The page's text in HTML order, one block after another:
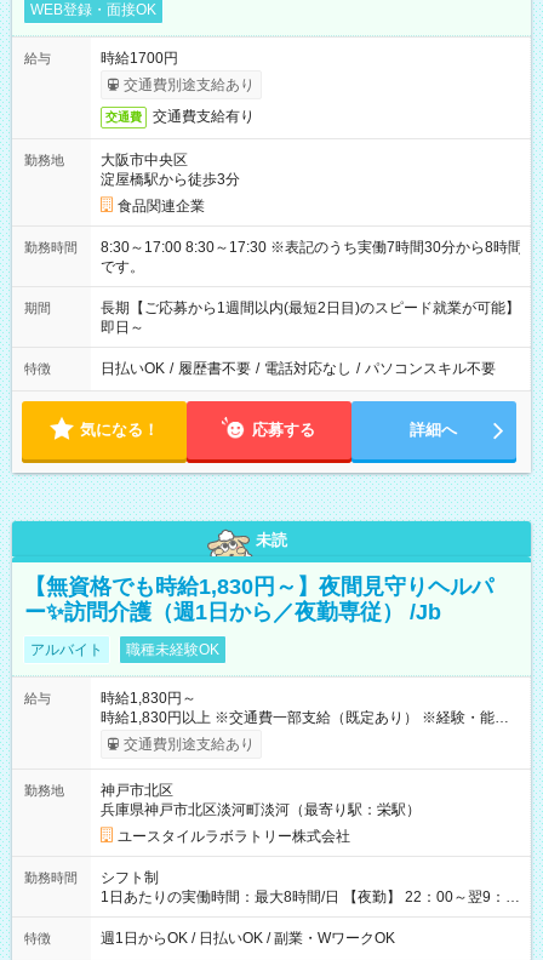
WEB登録・面接OK
給与
時給1700円
交通費別途支給あり
交通費 交通費支給有り
勤務地
大阪市中央区
淀屋橋駅から徒歩3分
食品関連企業
勤務時間
8:30～17:00 8:30～17:30 ※表記のうち実働7時間30分から8時間
です。
期間
長期【ご応募から1週間以内(最短2日目)のスピード就業が可能】
即日～
特徴 日払いOK / 履歴書不要 / 電話対応なし / パソコンスキル不要
気になる！ 応募する 詳細へ
未読
【無資格でも時給1,830円～】夜間見守りヘルパ
ー✨訪問介護（週1日から／夜勤専従） /Jb
アルバイト 職種未経験OK
給与
時給1,830円～
時給1,830円以上 ※交通費一部支給（既定あり） ※経験・能力を
考慮して決定します 【収入例】 週1回勤務の場合：1,830円×8時
間×4回=5万8,560円 週3回勤務の場合：1,830円×8時間×12回
月 ※ 雇用形態と給与に、本採用時と異なる部分があります。 雇
用形態：本採用時と同じです。 給与：時給 1,550円以上
交通費別途支給あり
勤務地
神戸市北区
兵庫県神戸市北区淡河町淡河（最寄り駅：栄駅）
ユースタイルラボラトリー株式会社
勤務時間
シフト制
1日あたりの実働時間：最大8時間/日 【夜勤】 22：00～翌9：
00 ※週1日～OK ／ 夜勤専従 ＊＊ 勤務時間例 ＊＊ ■22時か
ら翌7時 ■23時から翌8時 ■24時から翌9時 など ※上記の時間
特徴 週1日からOK / 日払いOK / 副業・WワークOK